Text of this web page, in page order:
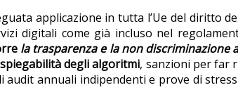
applicazione in tutta l’Ue del diritto
digitali come già incluso nel
la trasparenza e la non discriminazione
degli algoritmi, sanzioni per far
annuali indipendenti e prove di